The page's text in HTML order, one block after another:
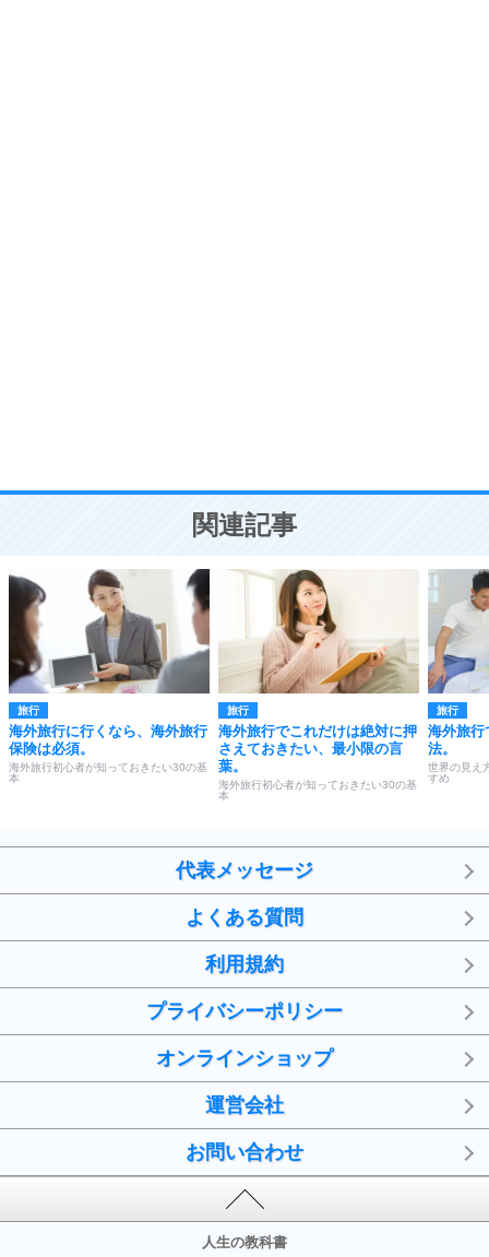
ことが大切。
関連記事
旅行
海外旅行に行くなら、海外旅行
保険は必須。
海外旅行初心者が知っておきたい30の基
本
旅行
海外旅行でこれだけは絶対に押
さえておきたい、最小限の言
葉。
海外旅行初心者が知っておきたい30の基
本
旅行
海外旅行
法。
世界の見え
すめ
代表メッセージ
よくある質問
利用規約
プライバシーポリシー
オンラインショップ
運営会社
お問い合わせ
人生の教科書